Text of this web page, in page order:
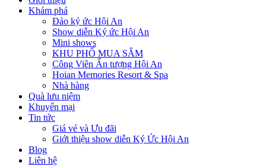
Khám phá
Đảo ký ức Hội An
Show diễn Ký ức Hội An
Mini shows
KHU PHỐ MUA SẮM
Công Viên Ấn tượng Hội An
Hoian Memories Resort & Spa
Nhà hàng
Quà lưu niệm
Khuyến mại
Tin tức
Giá vé và Ưu đãi
Giới thiệu show diễn Ký Ức Hội An
Blog
Liên hệ